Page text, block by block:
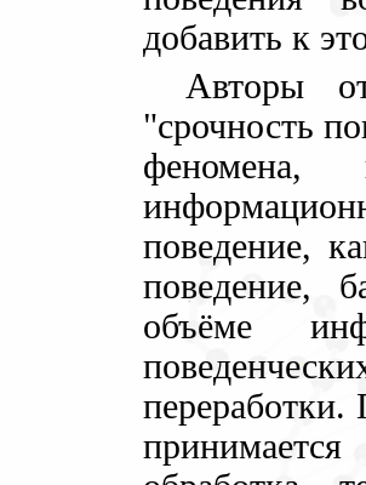
добавить к
Авторы
"срочность
поведение,
поведение,
объёме